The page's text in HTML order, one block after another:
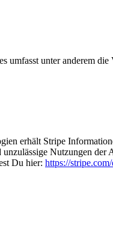
um­fasst unter anderem
erhält Stripe
Nutzungen
Du hier: https://